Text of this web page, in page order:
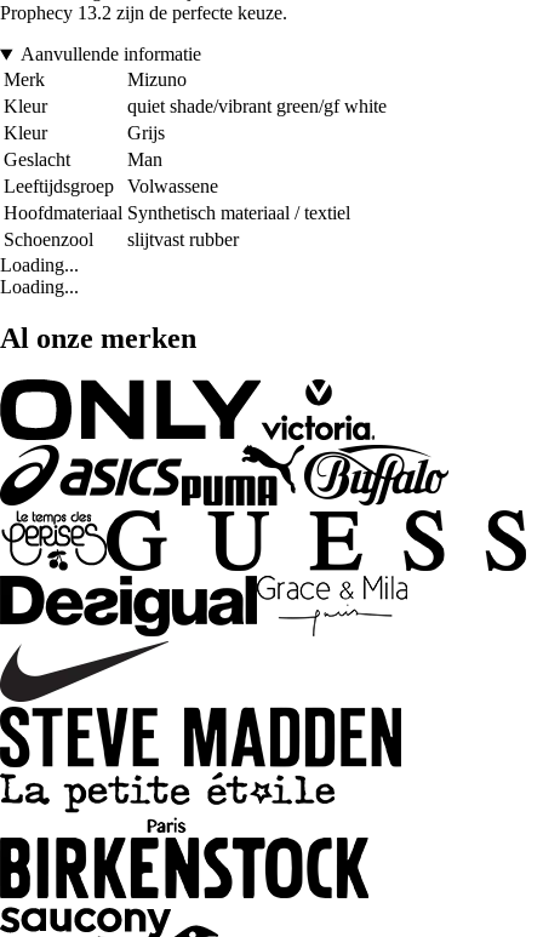
Prophecy 13.2 zijn de perfecte keuze.
Aanvullende informatie
Merk
Mizuno
Kleur
quiet shade/vibrant green/gf white
Kleur
Grijs
Geslacht
Man
Leeftijdsgroep
Volwassene
Hoofdmateriaal Synthetisch materiaal / textiel
Schoenzool
slijtvast rubber
Loading...
Loading...
Al onze merken